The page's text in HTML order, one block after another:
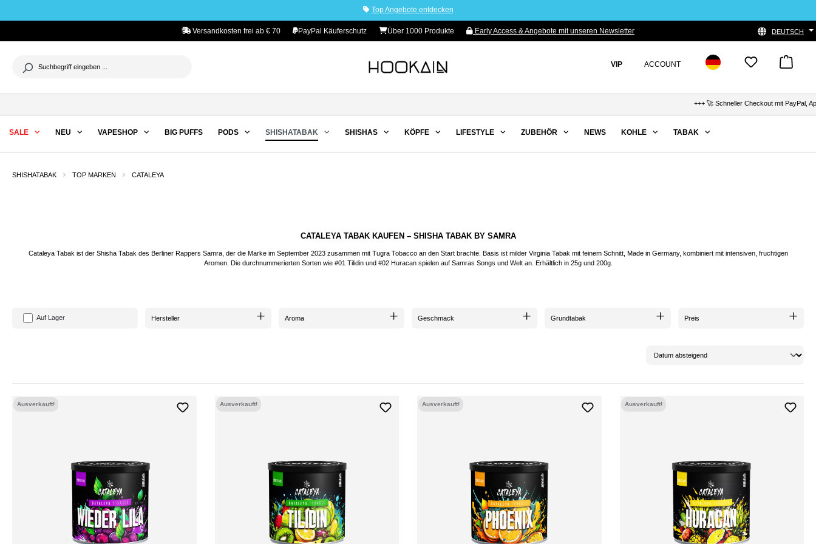
Top Angebote entdecken
Versandkosten frei ab € 70 PayPal Käuferschutz Über 1000 Produkte Early Access & Angebote mit unseren Newsletter DEUTSCH
VIP ACCOUNT
+++ 🚀 Schneller Checkout mit PayPal, Apple
SALE NEU VAPESHOP BIG PUFFS PODS SHISHATABAK SHISHAS KÖPFE LIFESTYLE ZUBEHÖR NEWS KOHLE TABAK
SHISHATABAK TOP MARKEN CATALEYA
CATALEYA TABAK KAUFEN – SHISHA TABAK BY SAMRA
Cataleya Tabak ist der Shisha Tabak des Berliner Rappers Samra, der die Marke im September 2023 zusammen mit Tugra Tobacco an den Start brachte. Basis ist milder Virginia Tabak mit feinem Schnitt, Made in Germany, kombiniert mit intensiven, fruchtigen
Aromen. Die durchnummerierten Sorten wie #01 Tilidin und #02 Huracan spielen auf Samras Songs und Welt an. Erhältlich in 25g und 200g.
Auf Lager Hersteller Aroma Geschmack Grundtabak Preis
Ausverkauft! Ausverkauft! Ausverkauft! Ausverkauft!